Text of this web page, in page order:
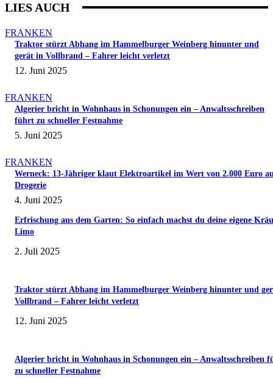
LIES AUCH
FRANKEN
Traktor stürzt Abhang im Hammelburger Weinberg hinunter und
gerät in Vollbrand – Fahrer leicht verletzt
12. Juni 2025
FRANKEN
Algerier bricht in Wohnhaus in Schonungen ein – Anwaltsschreiben
führt zu schneller Festnahme
5. Juni 2025
FRANKEN
Werneck: 13-Jähriger klaut Elektroartikel im Wert von 2.000 Euro
Drogerie
4. Juni 2025
Erfrischung aus dem Garten: So einfach machst du deine eigene
Limo
2. Juli 2025
Traktor stürzt Abhang im Hammelburger Weinberg hinunter und
Vollbrand – Fahrer leicht verletzt
12. Juni 2025
Algerier bricht in Wohnhaus in Schonungen ein – Anwaltsschreiben
zu schneller Festnahme